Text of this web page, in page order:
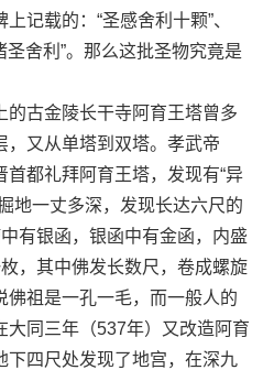
记载的：“圣感舍利十颗”、
圣舍利”。那么这批圣物究竟是
古金陵长干寺阿育王塔曾多
，又从单塔到双塔。孝武帝
都礼拜阿育王塔，发现有“异
地一丈多深，发现长达六尺的
有银函，银函中有金函，内盛
，其中佛发长数尺，卷成螺旋
祖是一孔一毛，而一般人的
大同三年（537年）又改造阿育
下四尺处发现了地宫，在深九